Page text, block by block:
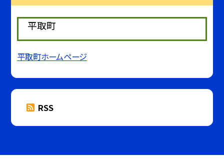
平取町
平取町ホームページ
RSS